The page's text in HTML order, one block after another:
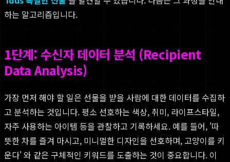
하는 알고리즘입니다.
1단계: 수신자 데이터 분석 (Recipient
Data Analysis)
가장 먼저 해야 할 일은 선물을 받을 사람에 대한 데이터를 수집하
고 분석하는 것입니다. 평소 선호하는 색상, 취미, 라이프스타일,
자주 사용하는 아이템 등을 관찰하고 기록하세요. 예를 들어, '따
뜻한 차를 즐겨 마시고, 미니멀한 디자인을 선호하며, 고양이를 키
운다' 와 같은 구체적인 키워드를 도출하는 것이 중요합니다. 이